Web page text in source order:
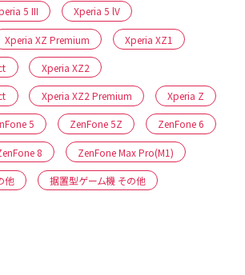
5 III Xperia 5 lV
Xperia XZ Premium Xperia XZ1
Xperia XZ2
Xperia XZ2 Premium Xperia Z
5 ZenFone 5Z ZenFone 6
8 ZenFone Max Pro(M1)
他 据置型ゲーム機 その他